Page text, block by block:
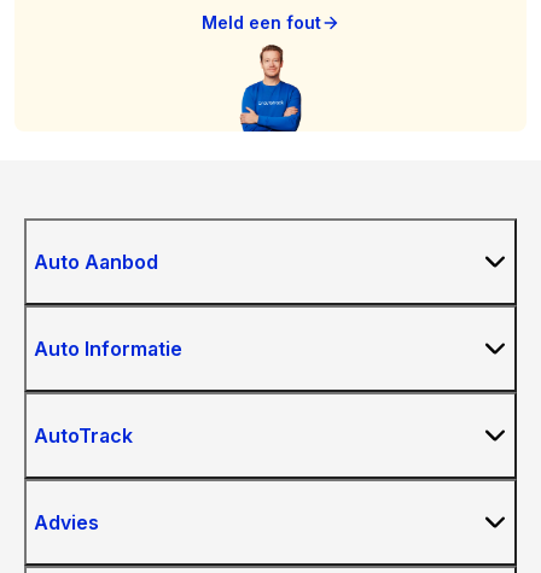
Meld een fout
Auto Aanbod
Auto Informatie
AutoTrack
Advies